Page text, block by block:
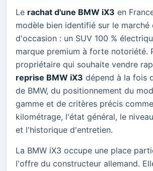
Le rachat d'une BMW iX3 en
modèle bien identifié sur le marché
d'occasion : un SUV 100 %
marque premium à forte notoriété.
propriétaire qui souhaite vendre
reprise BMW iX3 dépend à la fois
de BMW, du positionnement du
gamme et de critères précis
kilométrage, l'état général, le
et l'historique d'entretien.
La BMW iX3 occupe une place
l'offre du constructeur allemand.